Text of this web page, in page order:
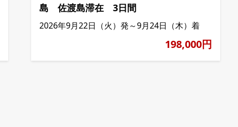
島 佐渡島滞在 3日間
2026年9月22日（火）発～9月24日（木）着
198,000円